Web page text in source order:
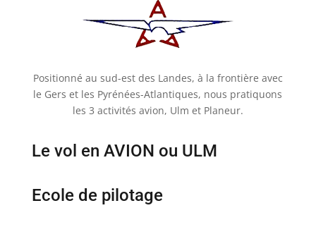
Positionné au sud-est des Landes, à la frontière avec
le Gers et les Pyrénées-Atlantiques, nous pratiquons
les 3 activités avion, Ulm et Planeur.
Le vol en AVION ou ULM
Ecole de pilotage